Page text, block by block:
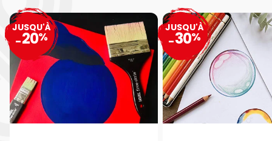
JUSQU'À
-20%
JUSQU'À
-30%